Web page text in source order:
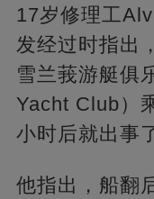
17岁修理工
发经过时指出
雪兰莪游艇俱
Yacht Club）
小时后就出事
他指出，船翻